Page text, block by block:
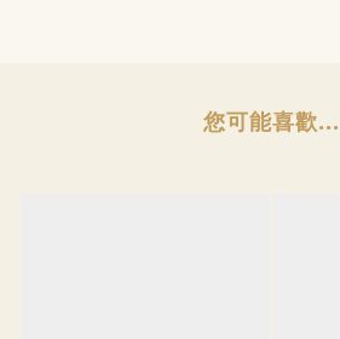
您可能喜歡...